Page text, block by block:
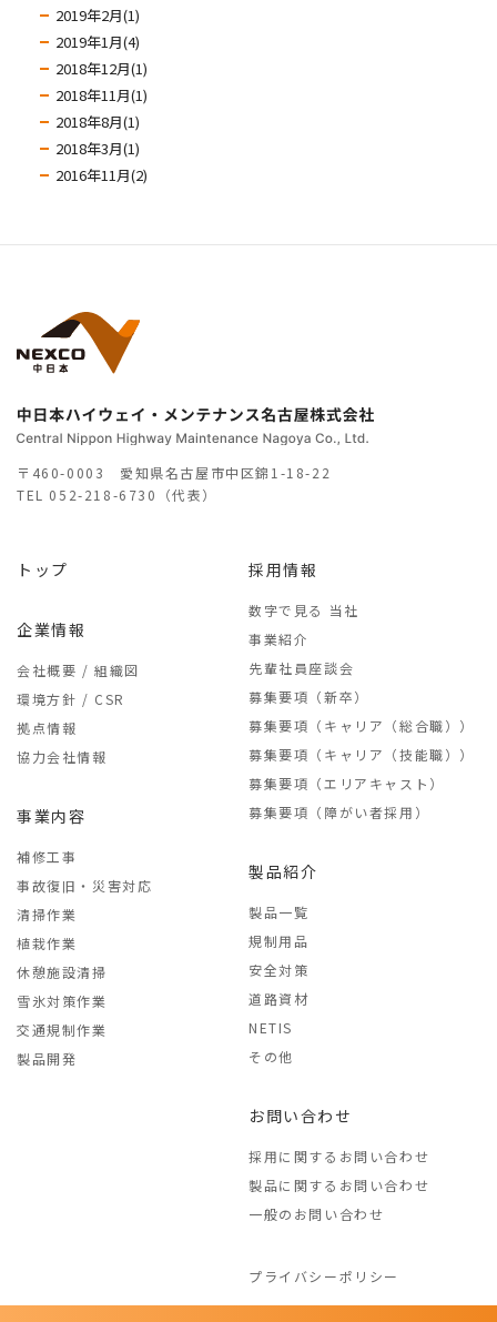
2019年2月(1)
2019年1月(4)
2018年12月(1)
2018年11月(1)
2018年8月(1)
2018年3月(1)
2016年11月(2)
〒460-0003 愛知県名古屋市中区錦1-18-22
TEL 052-218-6730（代表）
トップ
企業情報
会社概要 / 組織図
環境方針 / CSR
拠点情報
協力会社情報
事業内容
補修工事
事故復旧・災害対応
清掃作業
植栽作業
休憩施設清掃
雪氷対策作業
交通規制作業
製品開発
採用情報
数字で見る 当社
事業紹介
先輩社員座談会
募集要項（新卒）
募集要項（キャリア（総合職））
募集要項（キャリア（技能職））
募集要項（エリアキャスト）
募集要項（障がい者採用）
製品紹介
製品一覧
規制用品
安全対策
道路資材
NETIS
その他
お問い合わせ
採用に関するお問い合わせ
製品に関するお問い合わせ
一般のお問い合わせ
プライバシーポリシー